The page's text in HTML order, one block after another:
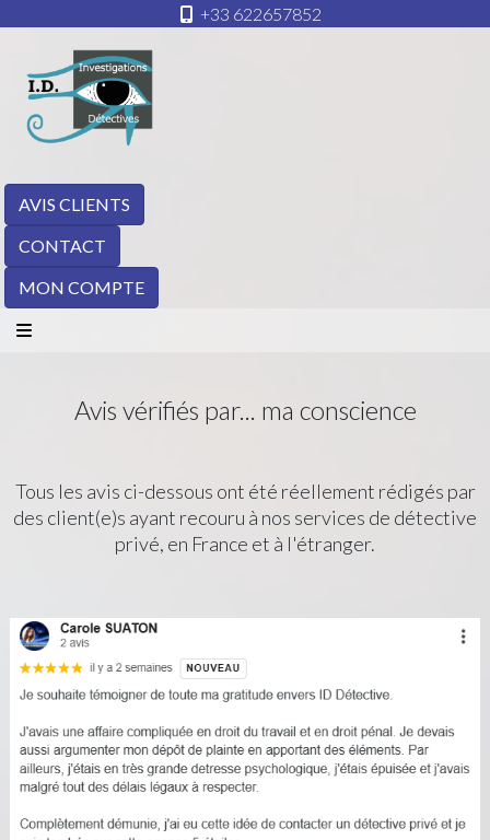
+33 622657852
AVIS CLIENTS
CONTACT
MON COMPTE
Avis vérifiés par... ma conscience
Tous les avis ci-dessous ont été réellement rédigés par
des client(e)s ayant recouru à nos services de détective
privé, en France et à l'étranger.